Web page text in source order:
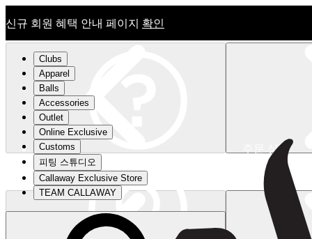
신규 회원 혜택 안내 페이지 확인
신규 회원 혜택 안내 페이지확인
주문 상태
Clubs
Apparel
Balls
Accessories
Outlet
Online Exclusive
Customs
피팅 스튜디오
Callaway Exclusive Store
TEAM CALLAWAY